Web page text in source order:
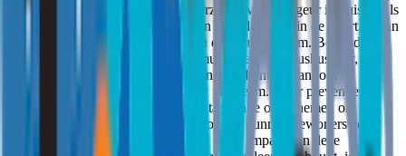
Het begrijpen van de mogelijke oorzaken van wietgeur in huis, zoals
roken van wiet, slechte ventilatie en wietplantages in de buurt, is van
groot belang bij het aanpakken van dit geurprobleem. Bovendien is
het verrassende verband met spitsmuizen en hun muskusklier,
evenals de aanwezigheid van Spaanskruid, interessant om te
overwegen bij het oplossen van het probleem. Door preventieve
maatregelen te nemen en de juiste stappen te ondernemen om de
verspreiding van wietgeur te voorkomen, kunnen bewoners een
aangenamere leefomgeving creëren en de impact van deze